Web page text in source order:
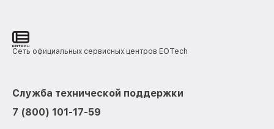
Сеть официальных сервисных центров EOTech
Служба технической поддержки
7 (800) 101-17-59